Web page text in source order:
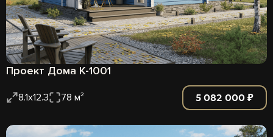
Проект Дома К-1001
8.1х12.3 78 м² 5 082 000 ₽